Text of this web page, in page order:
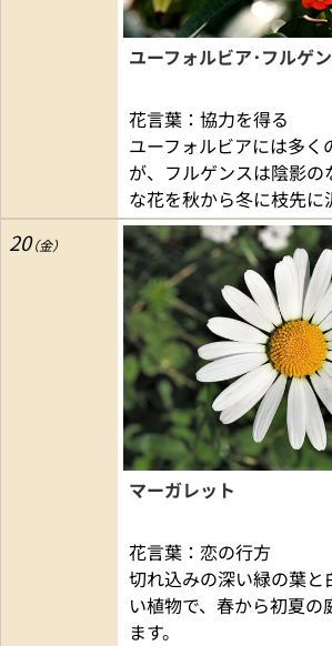
ユーフォルビア･フルゲ
花言葉：協力を得る
ユーフォルビアには多く
が、フルゲンスは陰影の
な花を秋から冬に枝先に
20
マーガレット
花言葉：恋の行方
切れ込みの深い緑の葉と
い植物で、春から初夏の
ます。